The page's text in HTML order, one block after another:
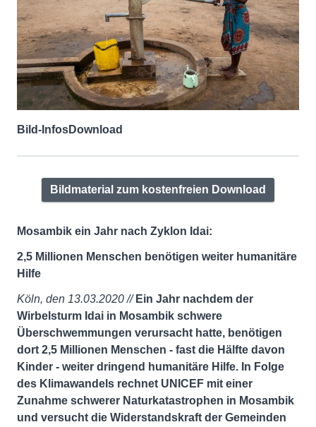
Bild-InfosDownload
Bildmaterial zum kostenfreien Download
Mosambik ein Jahr nach Zyklon Idai:
2,5 Millionen Menschen benötigen weiter humanitäre
Hilfe
Köln, den 13.03.2020 // Ein Jahr nachdem der
Wirbelsturm Idai in Mosambik schwere
Überschwemmungen verursacht hatte, benötigen
dort 2,5 Millionen Menschen - fast die Hälfte davon
Kinder - weiter dringend humanitäre Hilfe. In Folge
des Klimawandels rechnet UNICEF mit einer
Zunahme schwerer Naturkatastrophen in Mosambik
und versucht die Widerstandskraft der Gemeinden